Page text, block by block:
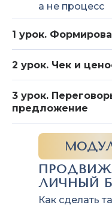
а не процесс
1 урок.
2 урок. Чек и
3 урок.
предложение
ЛИЧНЫЙ
Как сделать